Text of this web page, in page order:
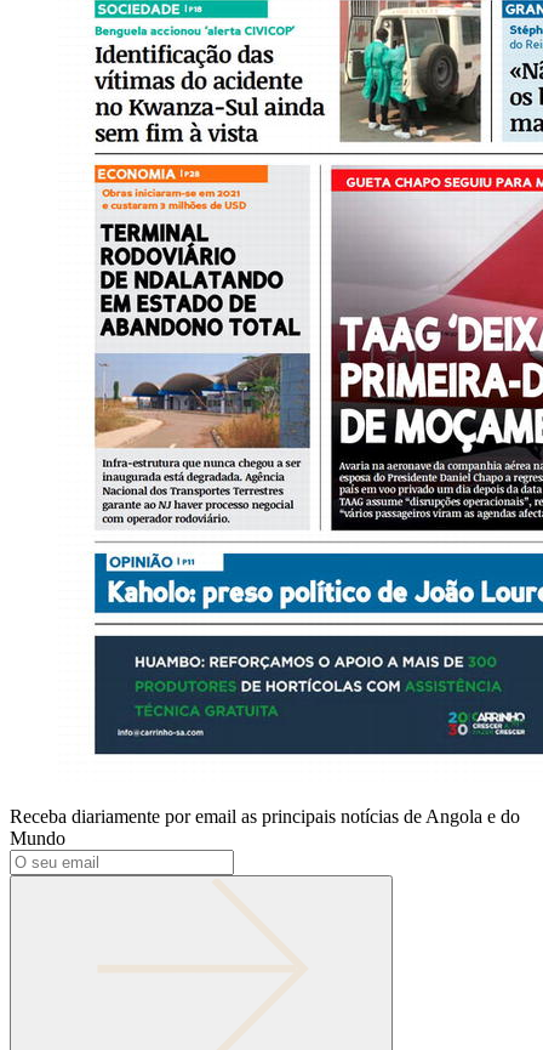
Receba diariamente por email as principais notícias de Angola e do
Mundo